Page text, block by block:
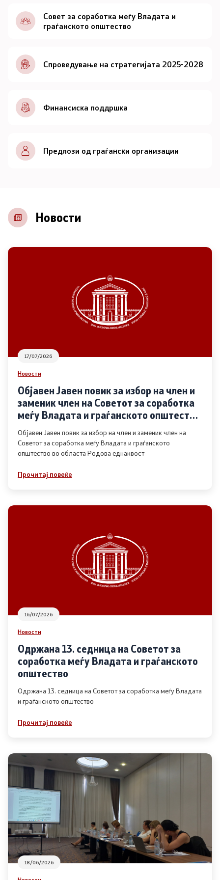
Документи
Совет
За советот
Документи
Записници и дневни редови од седниците на
Советот
Контакт
Основање на здружение
Дијалог меѓу Владата и граѓанскиот сектор
Отворени денови за иницијативи на граѓанските
организации
Финансиска поддршка
Извештаи
Список на ОЈИ
Контакт
Контакт
Линкови
Изјава за пристапност
Со еден клик до сите услуги
Совет за соработка меѓу Владата и
граѓанското општество
Спроведување на стратегијата 2025-2028
Финансиска поддршка
Предлози од граѓански организации
Новости
17/07/2026
Новости
Објавен Јавен повик за избор на член и
заменик член на Советот за соработка
меѓу Владата и граѓанското општество
во областа Родова еднаквост
Објавен Јавен повик за избор на член и заменик член на
Советот за соработка меѓу Владата и граѓанското
општество во областа Родова еднаквост
Прочитај повеќе
16/07/2026
Новости
Одржана 13. седница на Советот за
соработка меѓу Владата и граѓанското
општество
Одржана 13. седница на Советот за соработка меѓу Владата
и граѓанското општество
Прочитај повеќе
18/06/2026